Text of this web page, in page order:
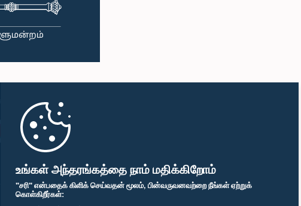
உங்கள் அந்தரங்கத்தை நாம் மதிக்கிறோம்
"சரி" என்பதைக் கிளிக் செய்வதன் மூலம், பின்வருவனவற்றை நீங்கள் ஏற்றுக்
கொள்கிறீர்கள்: